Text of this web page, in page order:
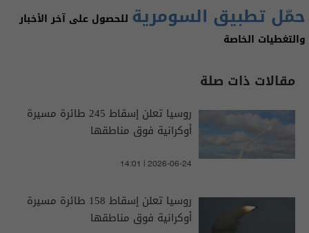
حمّل تطبيق السومرية للحصول على آخر الأخبار
والتغطيات الخاصة
مقالات ذات صلة
روسيا تعلن إسقاط 245 طائرة مسيرة
أوكرانية فوق مناطقها
14:01 | 2026-06-24
روسيا تعلن إسقاط 158 طائرة مسيرة
أوكرانية فوق مناطقها